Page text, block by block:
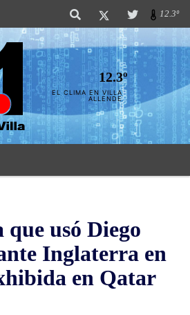
12.3º
12.3º
EL CLIMA EN VILLA
ALLENDE
que usó Diego
Inglaterra en
en Qatar